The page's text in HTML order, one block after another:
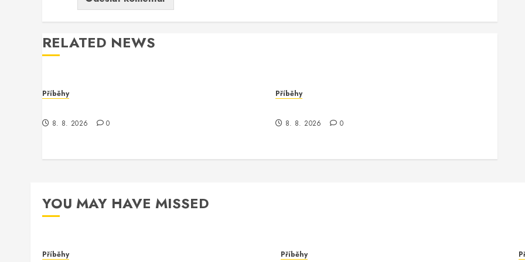
RELATED NEWS
Příběhy
8. 8. 2026 0
Příběhy
8. 8. 2026 0
YOU MAY HAVE MISSED
Příběhy Příběhy